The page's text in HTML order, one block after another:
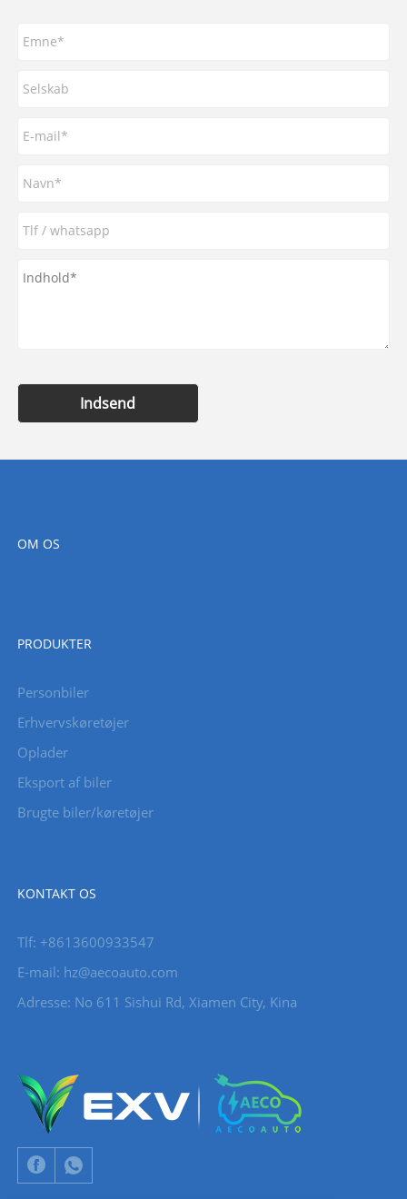
Indsend
OM OS
PRODUKTER
Personbiler
Erhvervskøretøjer
Oplader
Eksport af biler
Brugte biler/køretøjer
KONTAKT OS
Tlf: +8613600933547
E-mail: hz@aecoauto.com
Adresse: No 611 Sishui Rd, Xiamen City, Kina